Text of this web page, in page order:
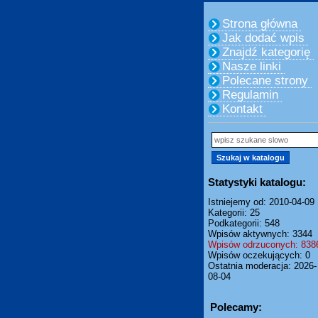
Strona główna
Jak dodać wpis
Znajdź kategorię
Nasze linki
Polecane strony
Regulamin
Kontakt
Statystyki katalogu:
Istniejemy od: 2010-04-09
Kategorii: 25
Podkategorii: 548
Wpisów aktywnych: 3344
Wpisów odrzuconych:
Wpisów oczekujących: 0
Ostatnia moderacja: 2026-
08-04
Polecamy: